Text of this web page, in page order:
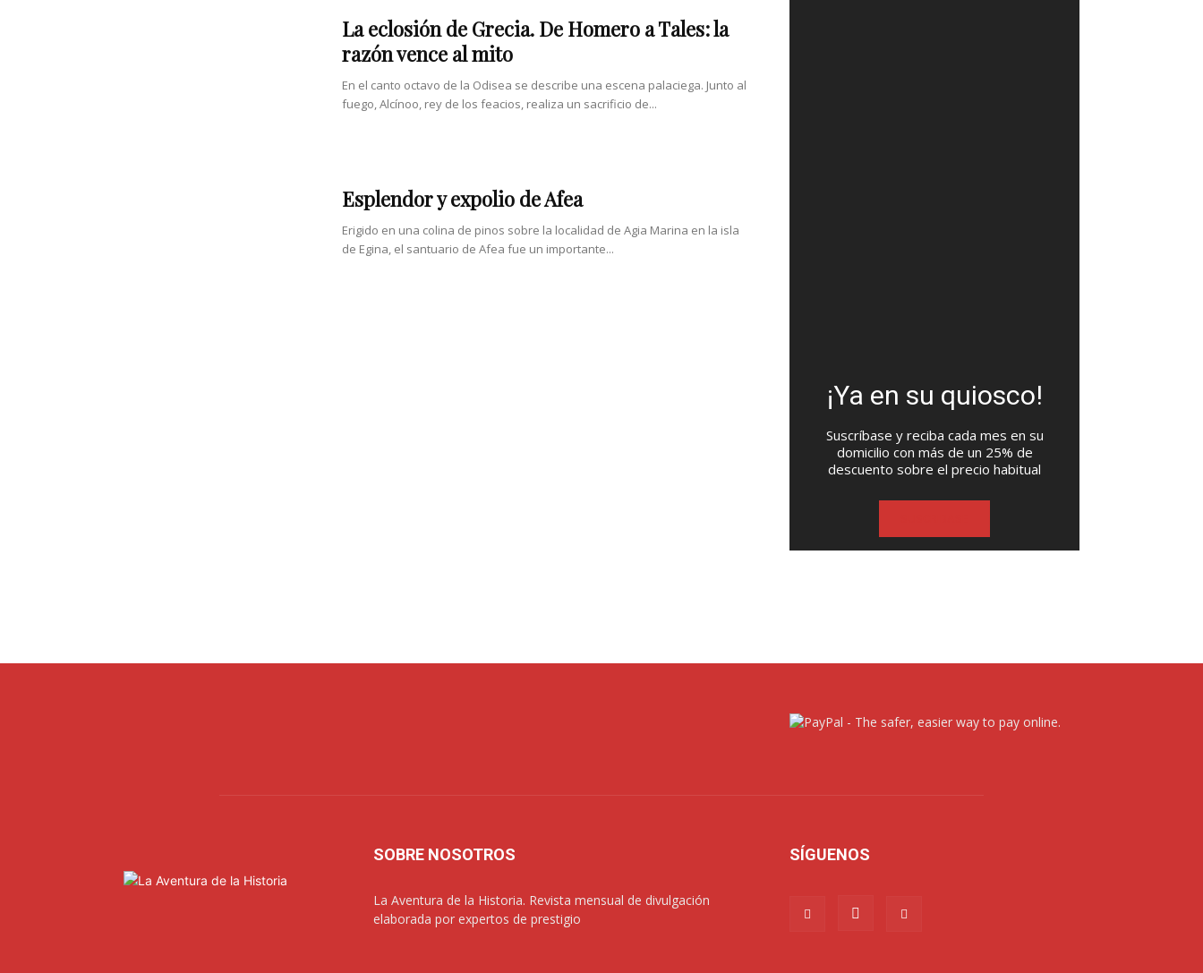
La eclosión de Grecia. De Homero a Tales: la
razón vence al mito
En el canto octavo de la Odisea se describe una escena palaciega. Junto al
fuego, Alcínoo, rey de los feacios, realiza un sacrificio de...
Esplendor y expolio de Afea
Erigido en una colina de pinos sobre la localidad de Agia Marina en la isla
de Egina, el santuario de Afea fue un importante...
¡Ya en su quiosco!
Suscríbase y reciba cada mes en su
domicilio con más de un 25% de
descuento sobre el precio habitual
SOBRE NOSOTROS
La Aventura de la Historia. Revista mensual de divulgación
elaborada por expertos de prestigio
SÍGUENOS